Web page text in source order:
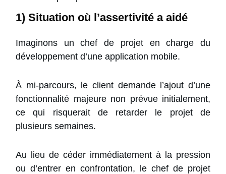
1) Situation où l’assertivité a aidé
Imaginons un chef de projet en charge du
développement d’une application mobile.
À mi-parcours, le client demande l’ajout d’une
fonctionnalité majeure non prévue initialement,
ce qui risquerait de retarder le projet de
plusieurs semaines.
Au lieu de céder immédiatement à la pression
ou d’entrer en confrontation, le chef de projet